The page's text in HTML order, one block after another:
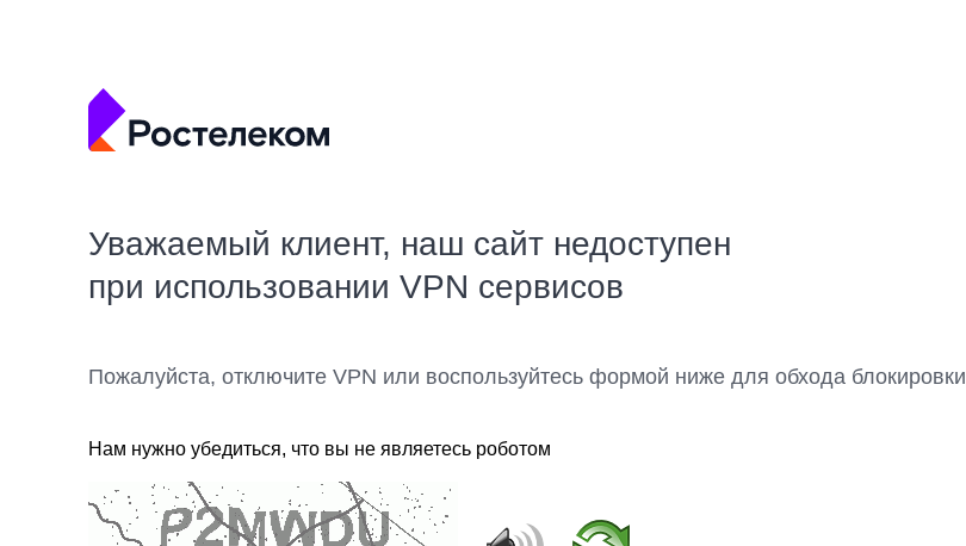
Уважаемый клиент, наш сайт недоступен
при использовании VPN сервисов
Пожалуйста, отключите VPN или воспользуйтесь формой ниже для обхода блокировки
Нам нужно убедиться, что вы не являетесь роботом